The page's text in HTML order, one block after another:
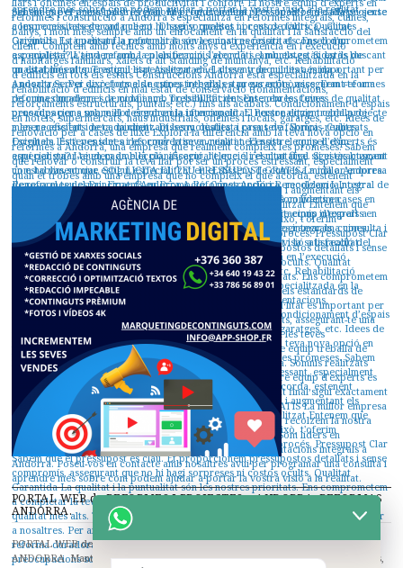
PORTAL WEB de REFORMES I PROJECTES a ANDORRA. REFORMAS
ANDORRA.
PORTAL WEB de REFORMES I PROJECTES a ANDORRA. REFORMAS
ANDORRA. Manteniment i reformes d'hotels, pensions, reformes de restaurants,